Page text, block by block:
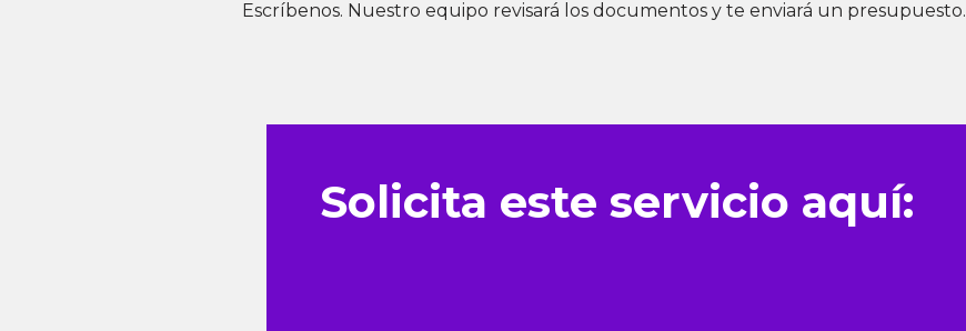
Escríbenos. Nuestro equipo revisará los documentos y te enviará un presupuesto.
Solicita este servicio aquí: